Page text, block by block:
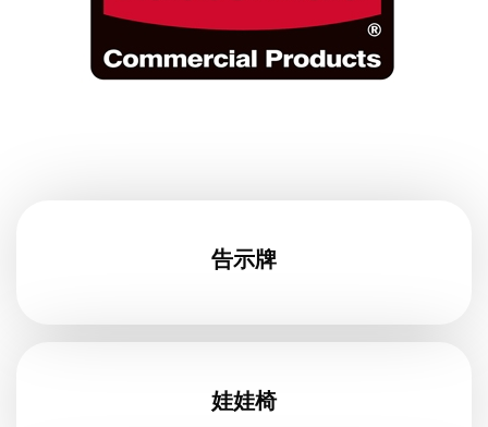
告示牌
娃娃椅